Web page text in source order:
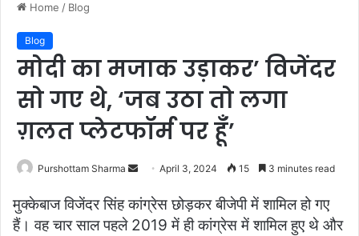
Home / Blog
Blog
मोदी का मजाक उड़ाकर’ विजेंदर
सो गए थे, ‘जब उठा तो लगा
ग़लत प्लेटफॉर्म पर हूँ’
Purshottam Sharma
n
d
April 3, 2024 15 3 minutes read
मुक्केबाज विजेंदर सिंह कांग्रेस छोड़कर बीजेपी में शामिल हो गए
हैं। वह चार साल पहले 2019 में ही कांग्रेस में शामिल हुए थे और